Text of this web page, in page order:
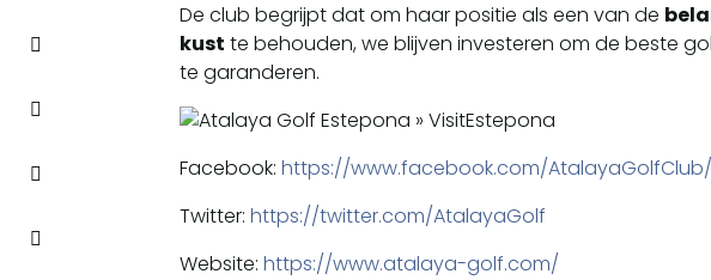
De club begrijpt dat om haar positie als een van de
kust te behouden, we blijven investeren om de beste
te garanderen.
Facebook:https://www.facebook.com/AtalayaGolfClub/
Twitter:https://twitter.com/AtalayaGolf
Website:https://www.atalaya-golf.com/